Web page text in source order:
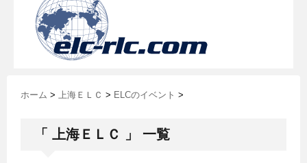
ホーム > 上海ＥＬＣ > ELCのイベント >
「 上海ＥＬＣ 」 一覧